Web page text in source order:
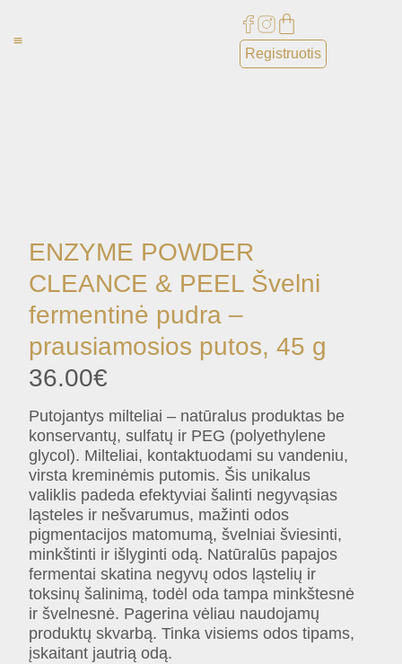
Registruotis
ENZYME POWDER
CLEANCE & PEEL Švelni
fermentinė pudra –
prausiamosios putos, 45 g
36.00€
Putojantys milteliai – natūralus produktas be
konservantų, sulfatų ir PEG (polyethylene
glycol). Milteliai, kontaktuodami su vandeniu,
virsta kreminėmis putomis. Šis unikalus
valiklis padeda efektyviai šalinti negyvąsias
ląsteles ir nešvarumus, mažinti odos
pigmentacijos matomumą, švelniai šviesinti,
minkštinti ir išlyginti odą. Natūralūs papajos
fermentai skatina negyvų odos ląstelių ir
toksinų šalinimą, todėl oda tampa minkštesnė
ir švelnesnė. Pagerina vėliau naudojamų
produktų skvarbą. Tinka visiems odos tipams,
įskaitant jautrią odą.